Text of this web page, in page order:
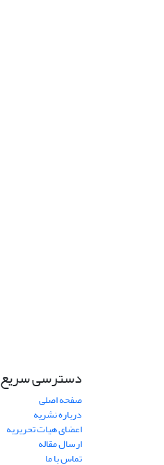
دسترسی سریع
صفحه اصلی
درباره نشریه
اعضای هیات تحریریه
ارسال مقاله
تماس با ما